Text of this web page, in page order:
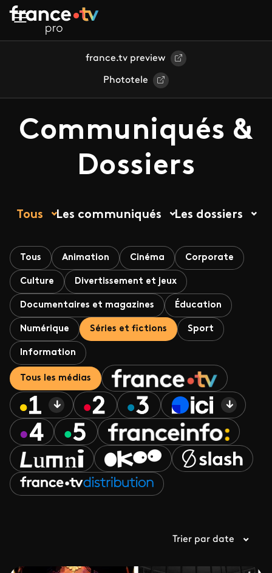
Aller au contenu principal
france.tv preview
Phototele
Communiqués &
Dossiers
Tous Les communiqués Les dossiers
Tous Animation Cinéma Corporate
Culture Divertissement et jeux
Documentaires et magazines Éducation
Numérique Séries et fictions Sport
Information
Tous les médias
Trier par date